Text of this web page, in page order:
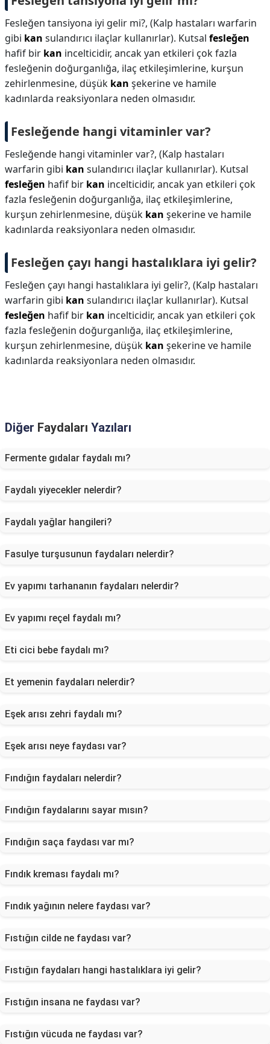
Fesleğen tansiyona iyi gelir mi?, (Kalp hastaları warfarin
gibi kan sulandırıcı ilaçlar kullanırlar). Kutsal fesleğen
hafif bir kan incelticidir, ancak yan etkileri çok fazla
fesleğenin doğurganlığa, ilaç etkileşimlerine, kurşun
zehirlenmesine, düşük kan şekerine ve hamile
kadınlarda reaksiyonlara neden olmasıdır.
Fesleğende hangi vitaminler var?
Fesleğende hangi vitaminler var?, (Kalp hastaları
warfarin gibi kan sulandırıcı ilaçlar kullanırlar). Kutsal
fesleğen hafif bir kan incelticidir, ancak yan etkileri çok
fazla fesleğenin doğurganlığa, ilaç etkileşimlerine,
kurşun zehirlenmesine, düşük kan şekerine ve hamile
kadınlarda reaksiyonlara neden olmasıdır.
Fesleğen çayı hangi hastalıklara iyi gelir?
Fesleğen çayı hangi hastalıklara iyi gelir?, (Kalp hastaları
warfarin gibi kan sulandırıcı ilaçlar kullanırlar). Kutsal
fesleğen hafif bir kan incelticidir, ancak yan etkileri çok
fazla fesleğenin doğurganlığa, ilaç etkileşimlerine,
kurşun zehirlenmesine, düşük kan şekerine ve hamile
kadınlarda reaksiyonlara neden olmasıdır.
Diğer Faydaları Yazıları
Fermente gıdalar faydalı mı?
Faydalı yiyecekler nelerdir?
Faydalı yağlar hangileri?
Fasulye turşusunun faydaları nelerdir?
Ev yapımı tarhananın faydaları nelerdir?
Ev yapımı reçel faydalı mı?
Eti cici bebe faydalı mı?
Et yemenin faydaları nelerdir?
Eşek arısı zehri faydalı mı?
Eşek arısı neye faydası var?
Fındığın faydaları nelerdir?
Fındığın faydalarını sayar mısın?
Fındığın saça faydası var mı?
Fındık kreması faydalı mı?
Fındık yağının nelere faydası var?
Fıstığın cilde ne faydası var?
Fıstığın faydaları hangi hastalıklara iyi gelir?
Fıstığın insana ne faydası var?
Fıstığın vücuda ne faydası var?